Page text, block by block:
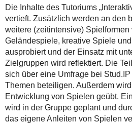
Die Inhalte des Tutoriums
vertieft. Zusätzlich werden an den
weitere (zeitintensive)
Geländespiele, kreative Spiele
ausprobiert und der Einsatz mit
Zielgruppen wird reflektiert. Die
sich über eine Umfrage bei
Themen beteiligen. Außerdem
Entwicklung von Spielen geübt.
wird in der Gruppe geplant und
das eigene Anleiten von Spielen